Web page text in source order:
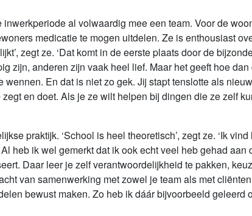
al volwaardig mee een team. Voor de
medicatie te mogen uitdelen. Ze is enthousiast
zegt ze. ‘Dat komt in de eerste plaats door de
zijn, anderen zijn vaak heel lief. Maar het geeft hoe
En dat is niet zo gek. Jij stapt tenslotte als
en doet. Als je ze wilt helpen bij dingen die ze zelf
praktijk. ‘School is heel theoretisch’, zegt ze. ‘Ik vind
heb ik wel gemerkt dat ik ook echt veel heb gehad aan
Daar leer je zelf verantwoordelijkheid te pakken,
van samenwerking met zowel je team als met
bewust maken. Zo heb ik dáár bijvoorbeeld geleerd